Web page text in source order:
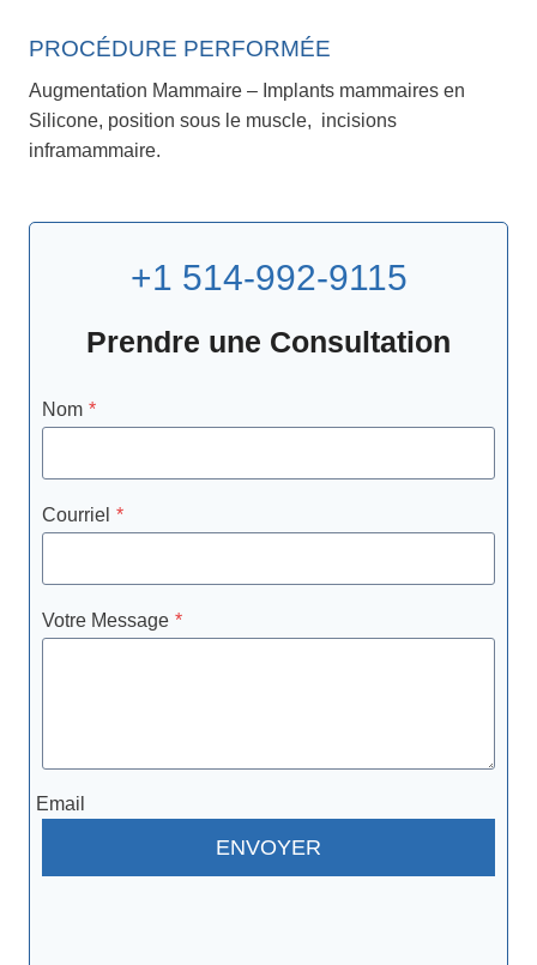
PROCÉDURE PERFORMÉE
Augmentation Mammaire – Implants mammaires en
Silicone, position sous le muscle, incisions
inframammaire.
+1 514-992-9115
Prendre une Consultation
Nom *
Courriel *
Votre Message *
Email
ENVOYER